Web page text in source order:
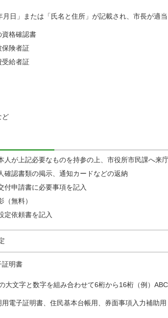
日」または「氏名と住所」が記載され、市長が適
資格確認書
保険者証
受給者証
人が上記必要なものを持参の上、市役所市民課へ来
確認書類の掲示、通知カードなどの返納
付申請書に必要事項を記入
（無料）
定依頼書を記入
証明書
大文字と数字を組み合わせて6桁から16桁（例）
電子証明書、住民基本台帳用、券面事項入力補助用